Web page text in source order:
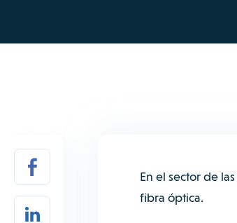
En el sector de las
fibra óptica.